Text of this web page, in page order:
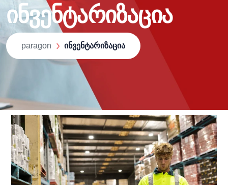
ინვენტარიზაცია
paragon ინვენტარიზაცია